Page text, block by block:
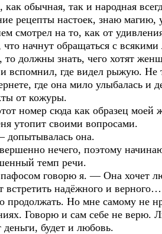
обычная, так и народная
рецепты настоек, знаю магию,
смотрел на то, как от
что начнут обращаться с
должны знать, чего хотят
где видел рыжую. Не
где она мило улыбалась и
от кожуры.
сюда как образец моей
утопит своими вопросами.
она.
нечего, поэтому
темп речи.
говорю я. — Она хочет
надёжного и
Но мне самому не
Говорю и сам себе не
деньги, будет и любовь.